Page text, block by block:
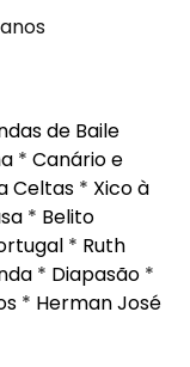
de Baile
* Canário e
Celtas * Xico à
* Belito
* Ruth
* Diapasão *
* Herman José